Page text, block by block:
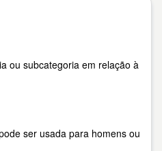
ou subcategoria em relação à
ser usada para homens ou